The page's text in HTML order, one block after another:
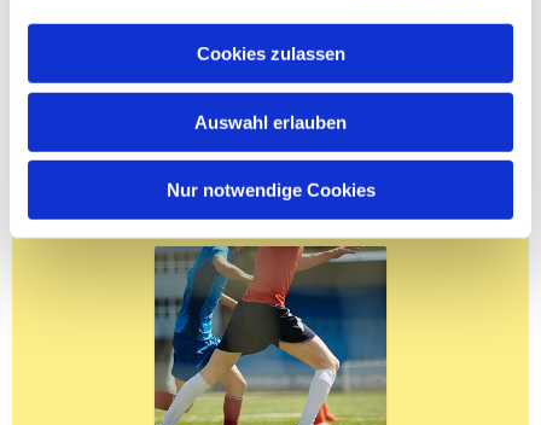
Cookies zulassen
Auswahl erlauben
Nur notwendige Cookies